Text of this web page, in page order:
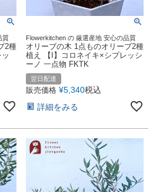
質
2種
Flowerkitchen の 厳選産地 安心の品質
オリーブの木 1点ものオリーブ2種
植え 【I】コロネイキ×シプレッシ
ーノ 一点物 FKTK
翌日配達
販売価格 ¥5,340税込
詳細をみる